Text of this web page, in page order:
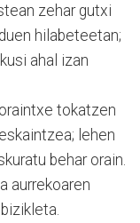
zehar gutxi
hilabeteetan;
ahal izan
tokatzen
lehen
behar orain.
aurrekoaren